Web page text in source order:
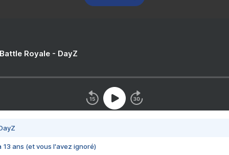
Royale - DayZ
13 ans (et vous l'avez ignoré)